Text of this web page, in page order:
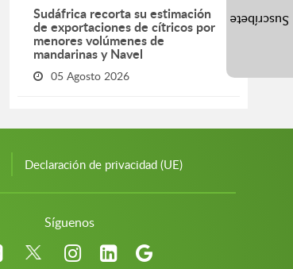
Sudáfrica recorta su estimación
de exportaciones de cítricos por
menores volúmenes de
mandarinas y Navel
05 Agosto 2026
Declaración de privacidad (UE)
Síguenos
Suscríbete